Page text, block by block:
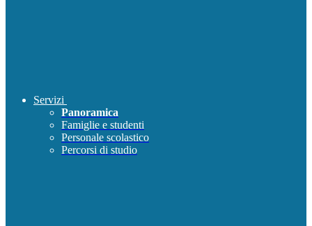
Servizi
Panoramica
Famiglie e studenti
Personale scolastico
Percorsi di studio